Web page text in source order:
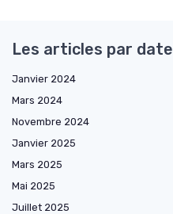
Les articles par date
Janvier 2024
Mars 2024
Novembre 2024
Janvier 2025
Mars 2025
Mai 2025
Juillet 2025